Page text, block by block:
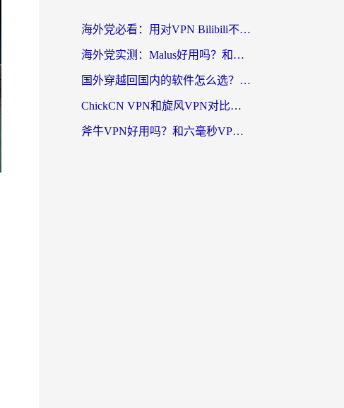
海外党必看：用对VPN Bilibili不卡顿，英国玩国内游戏也丝滑——2026回国加速器选择指南
海外党实测：Malus好用吗？和雷霆哪个好？+ 3款热门加速器深度对比
国外穿越回国内的软件怎么选？3年海外党亲测实用指南，告别地域限制
ChickCN VPN和旋风VPN对比哪个回国效果更好？海外党实测回国内网神器指南
斧牛VPN好用吗？和六毫秒VPN对比哪个回国效果更好？海外党亲测实用指南